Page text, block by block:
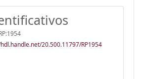
20.500.11797/RP1954